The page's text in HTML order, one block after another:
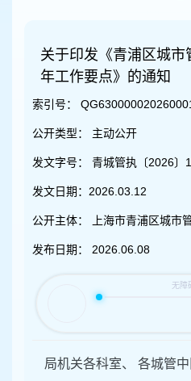
关于印发《青浦区城
年工作要点》的通知
索引号：
公开类型： 主动公开
发文字号： 青城管执〔2026〕
发文日期： 2026.03.12
公开主体： 上海市青浦区城市
发布日期： 2026.06.08
局机关各科室、 各城管中